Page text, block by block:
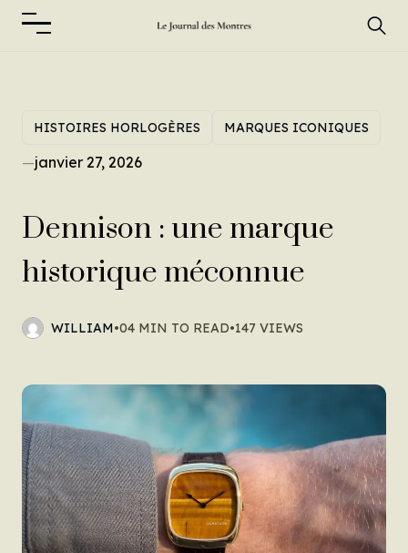
HISTOIRES HORLOGÈRES MARQUES ICONIQUES
—janvier 27, 2026
Dennison : une marque
historique méconnue
WILLIAM•04 MIN TO READ•147 VIEWS